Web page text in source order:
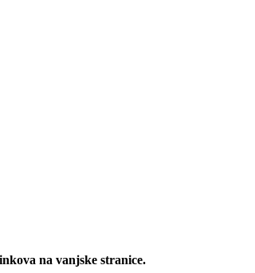
na vanjske stranice.